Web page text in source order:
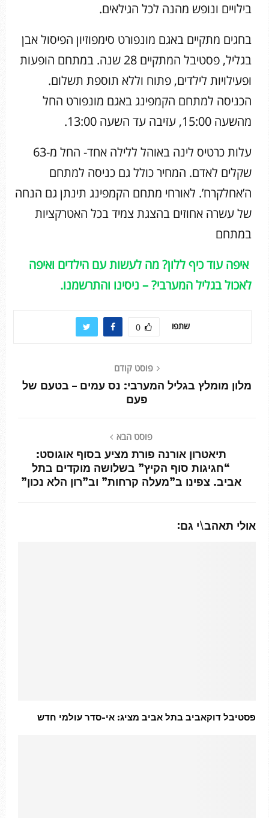
בילויים ונופש מהנה לכל הגילאים.
בחגים מתקיים באגם מונפורט סימפוזיון הפיסול אבן
בגליל, פסטיבל המתקיים 28 שנה. במתחם הופעות
ופעילויות לילדים, פתוח וללא תוספת תשלום.
הכניסה למתחם הקמפינג באגם מונפורט החל
מהשעה 15:00, עזיבה עד השעה 13:00.
עלות כרטיס לינה באוהל ללילה אחד- החל מ-63
שקלים לאדם. המחיר כולל גם כניסה למתחם
ה’אחלקרח’. לאורחי מתחם הקמפינג תינתן גם הנחה
של עשרה אחוזים בהצגת צמיד בכל האטרקציות
במתחם
איפה עוד כיף ללון? מה לעשות עם הילדים ואיפה
לאכול בגליל המערבי? – ניסינו והתרשמנו.
שתפו 0
פוסט קודם
מלון מומלץ בגליל המערבי: נס עמים – בטעם של
פעם
פוסט הבא
תיאטרון אורנה פורת מציע בסוף אוגוסט:
“חגיגות סוף הקיץ” בשלושה מוקדים בתל
אביב. צפינו ב”מעלה קרחות” וב”רון הלא נכון”
אולי תאהב\י גם:
פסטיבל דוקאביב בתל אביב מציג: אי-סדר עולמי חדש